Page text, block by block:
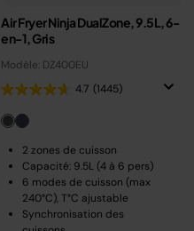
Air Fryer Ninja DualZone, 9.5L, 6-
en-1, Gris
Modèle: DZ400EU
4.7 (1445)
2 zones de cuisson
Capacité: 9.5L (4 à 6 pers)
6 modes de cuisson (max
240°C), T°C ajustable
Synchronisation des